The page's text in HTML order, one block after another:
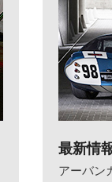
最新情
アーバン